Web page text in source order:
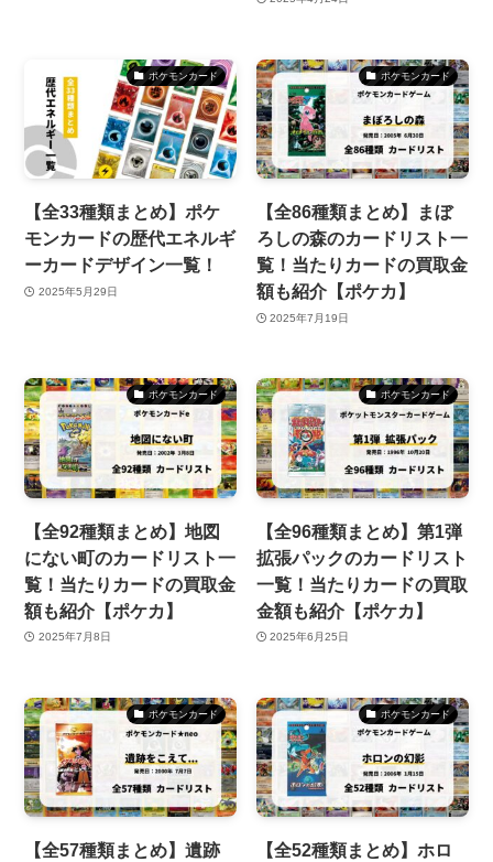
ポケモンカード
【全33種類まとめ】ポケ
モンカードの歴代エネルギ
ーカードデザイン一覧！
2025年5月29日
ポケモンカード
【全86種類まとめ】まぼ
ろしの森のカードリスト一
覧！当たりカードの買取金
額も紹介【ポケカ】
2025年7月19日
ポケモンカード
【全92種類まとめ】地図
にない町のカードリスト一
覧！当たりカードの買取金
額も紹介【ポケカ】
2025年7月8日
ポケモンカード
【全96種類まとめ】第1弾
拡張パックのカードリスト
一覧！当たりカードの買取
金額も紹介【ポケカ】
2025年6月25日
ポケモンカード
【全57種類まとめ】遺跡
ポケモンカード
【全52種類まとめ】ホロ